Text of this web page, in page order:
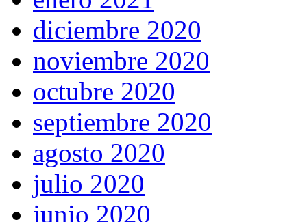
diciembre 2020
noviembre 2020
octubre 2020
septiembre 2020
agosto 2020
julio 2020
junio 2020